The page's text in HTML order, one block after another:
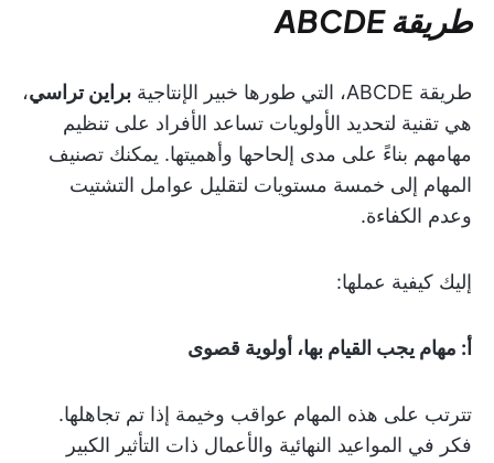
طريقة ABCDE
طريقة ABCDE، التي طورها خبير الإنتاجية براين تراسي،
هي تقنية لتحديد الأولويات تساعد الأفراد على تنظيم
مهامهم بناءً على مدى إلحاحها وأهميتها. يمكنك تصنيف
المهام إلى خمسة مستويات لتقليل عوامل التشتيت
وعدم الكفاءة.
إليك كيفية عملها:
أ: مهام يجب القيام بها، أولوية قصوى
تترتب على هذه المهام عواقب وخيمة إذا تم تجاهلها.
فكر في المواعيد النهائية والأعمال ذات التأثير الكبير